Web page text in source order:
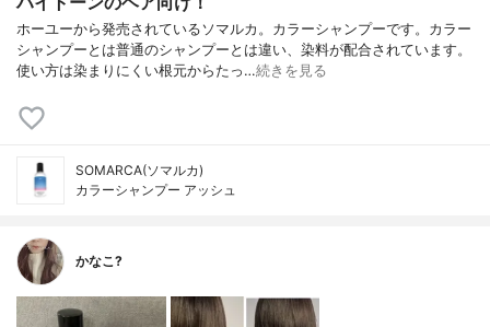
ホーユーから発売されているソマルカ。カラーシャンプーです。カラー
シャンプーとは普通のシャンプーとは違い、染料が配合されています。
使い方は染まりにくい根元からたっ…続きを見る
SOMARCA(ソマルカ)
カラーシャンプー アッシュ
かなこ?